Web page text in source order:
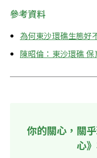
參考資料
為何東沙環礁生態好
陳昭倫：東沙環礁
你的關心，關
心